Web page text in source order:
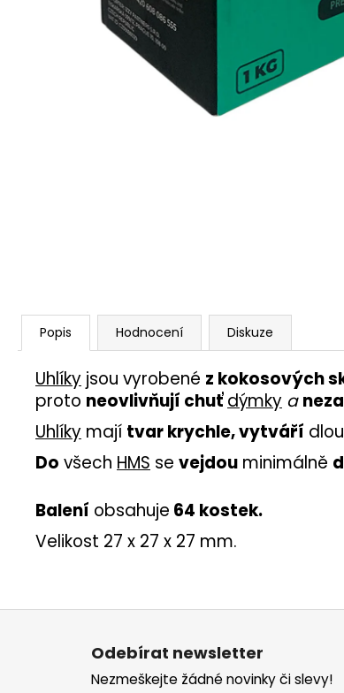
Popis Hodnocení Diskuze
Uhlíky jsou vyrobené z kokosových
proto neovlivňují chuť dýmky a
Uhlíky mají tvar krychle, vytváří
Do všech HMS se vejdou minimálně
Balení obsahuje 64 kostek.
Velikost 27 x 27 x 27 mm.
Z
Odebírat newsletter
Nezmeškejte žádné novinky či slevy!